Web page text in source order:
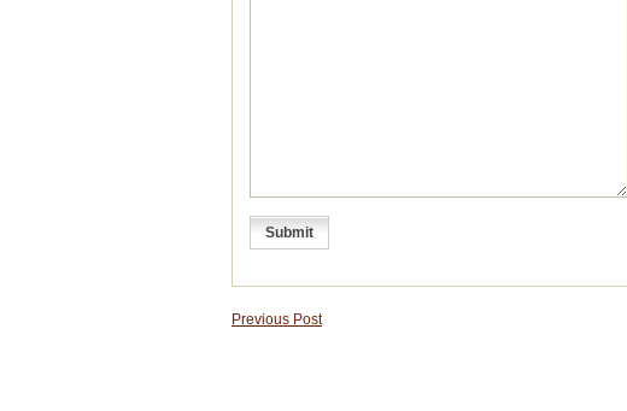
Previous Post